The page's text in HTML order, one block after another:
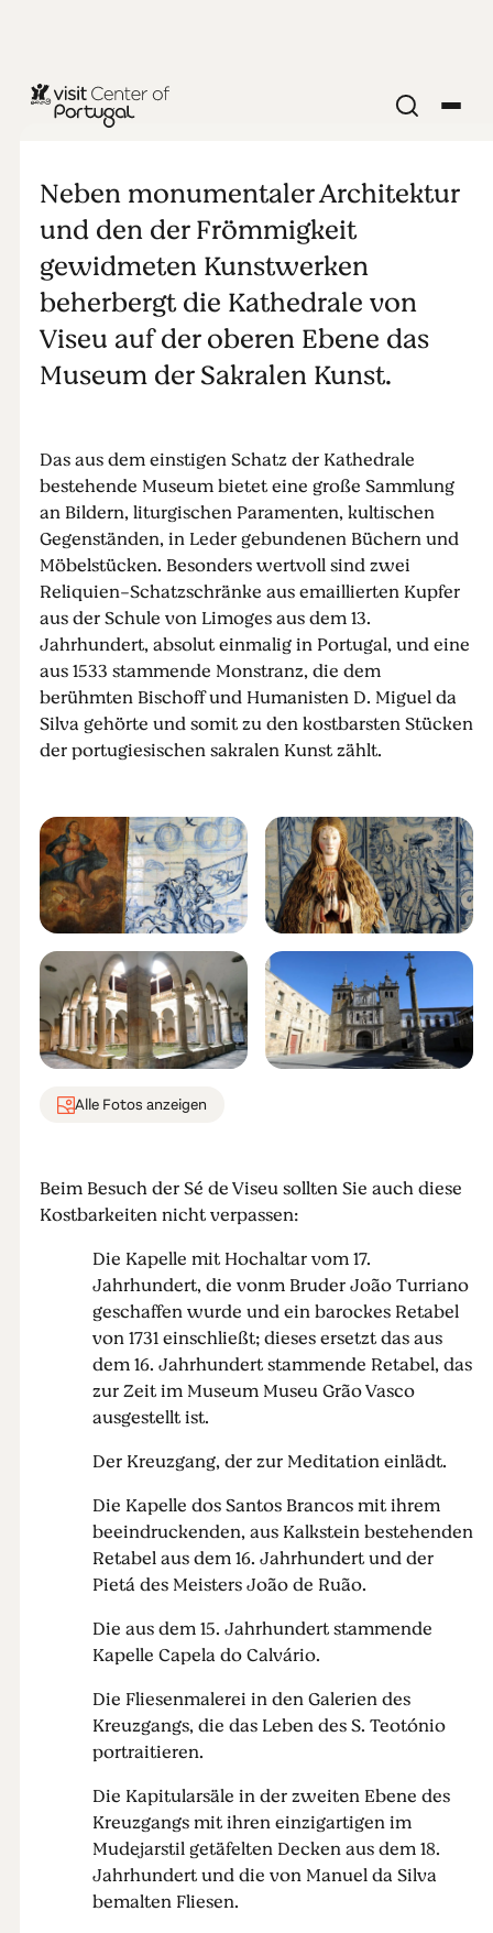
Museum für
sakrale Kunst
Neben monumentaler Architektur
und den der Frömmigkeit
gewidmeten Kunstwerken
beherbergt die Kathedrale von
Viseu auf der oberen Ebene das
Museum der Sakralen Kunst.
Das aus dem einstigen Schatz der Kathedrale
bestehende Museum bietet eine große Sammlung
an Bildern, liturgischen Paramenten, kultischen
Gegenständen, in Leder gebundenen Büchern und
Möbelstücken. Besonders wertvoll sind zwei
Reliquien-Schatzschränke aus emaillierten Kupfer
aus der Schule von Limoges aus dem 13.
Jahrhundert, absolut einmalig in Portugal, und eine
aus 1533 stammende Monstranz, die dem
berühmten Bischoff und Humanisten D. Miguel da
Silva gehörte und somit zu den kostbarsten Stücken
der portugiesischen sakralen Kunst zählt.
Alle Fotos anzeigen
Beim Besuch der Sé de Viseu sollten Sie auch diese
Kostbarkeiten nicht verpassen:
Die Kapelle mit Hochaltar vom 17.
Jahrhundert, die vonm Bruder João Turriano
geschaffen wurde und ein barockes Retabel
von 1731 einschließt; dieses ersetzt das aus
dem 16. Jahrhundert stammende Retabel, das
zur Zeit im Museum Museu Grão Vasco
ausgestellt ist.
Der Kreuzgang, der zur Meditation einlädt.
Die Kapelle dos Santos Brancos mit ihrem
beeindruckenden, aus Kalkstein bestehenden
Retabel aus dem 16. Jahrhundert und der
Pietá des Meisters João de Ruão.
Die aus dem 15. Jahrhundert stammende
Kapelle Capela do Calvário.
Die Fliesenmalerei in den Galerien des
Kreuzgangs, die das Leben des S. Teotónio
portraitieren.
Die Kapitularsäle in der zweiten Ebene des
Kreuzgangs mit ihren einzigartigen im
Mudejarstil getäfelten Decken aus dem 18.
Jahrhundert und die von Manuel da Silva
bemalten Fliesen.